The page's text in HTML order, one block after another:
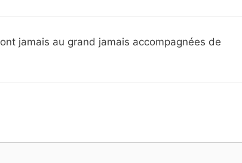
jamais au grand jamais accompagnées de